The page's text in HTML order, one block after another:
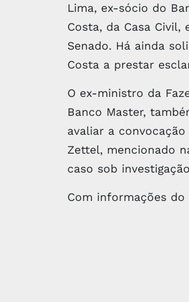
Lima, ex-sócio do
Costa, da Casa Civil,
Senado. Há ainda
Costa a prestar
O ex-ministro da
Banco Master,
avaliar a
Zettel, mencionado
caso sob
Com informações do